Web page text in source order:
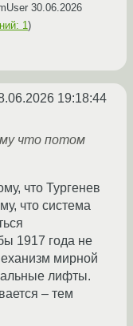
30.06.2026
1 )
19:18:44
что потом
что Тургенев
что система
1917 года не
мирной
лифты.
– тем